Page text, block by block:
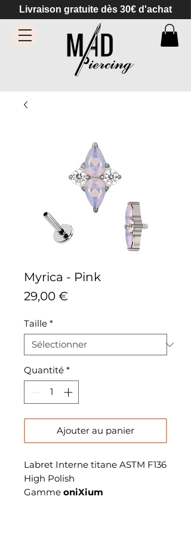
Livraison gratuite dès 30€ d'achat
Myrica - Pink
29,00 €
Taille *
Quantité *
Ajouter au panier
Labret Interne titane ASTM F136
High Polish
Gamme oniXium